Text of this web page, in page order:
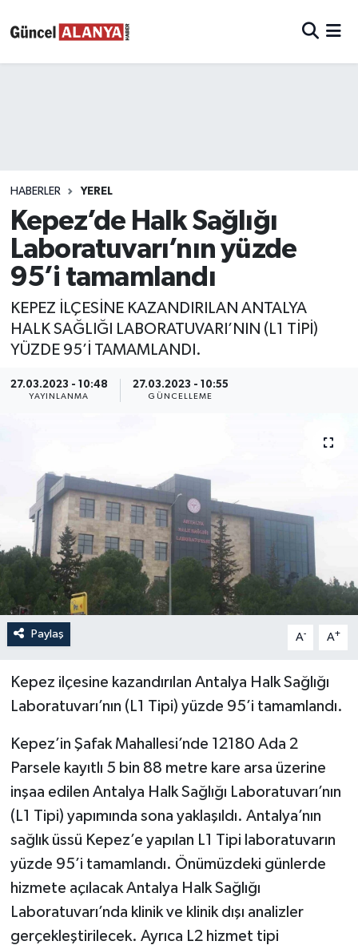
HABERLER YEREL
Kepez’de Halk Sağlığı
Laboratuvarı’nın yüzde
95’i tamamlandı
KEPEZ İLÇESİNE KAZANDIRILAN ANTALYA
HALK SAĞLIĞI LABORATUVARI’NIN (L1 TİPİ)
YÜZDE 95’İ TAMAMLANDI.
27.03.2023 - 10:48
YAYINLANMA
27.03.2023 - 10:55
GÜNCELLEME
Paylaş A- A+
Kepez ilçesine kazandırılan Antalya Halk Sağlığı
Laboratuvarı’nın (L1 Tipi) yüzde 95’i tamamlandı.
Kepez’in Şafak Mahallesi’nde 12180 Ada 2
Parsele kayıtlı 5 bin 88 metre kare arsa üzerine
inşaa edilen Antalya Halk Sağlığı Laboratuvarı’nın
(L1 Tipi) yapımında sona yaklaşıldı. Antalya’nın
sağlık üssü Kepez’e yapılan L1 Tipi laboratuvarın
yüzde 95’i tamamlandı. Önümüzdeki günlerde
hizmete açılacak Antalya Halk Sağlığı
Laboratuvarı’nda klinik ve klinik dışı analizler
gerçekleştirilecek. Ayrıca L2 hizmet tipi